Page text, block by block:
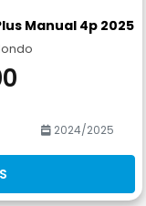
Manual 4p 2025
2024/2025